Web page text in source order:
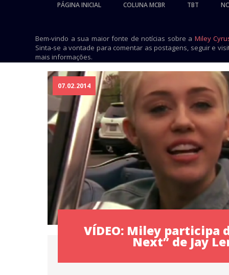
PÁGINA INICIAL COLUNA MCBR TBT
Bem-vindo a sua maior fonte de notícias sobre a Miley
Sinta-se a vontade para comentar as postagens, seguir e
mais informações.
07.02.2014
VÍDEO: Miley participa
Next” de Jay